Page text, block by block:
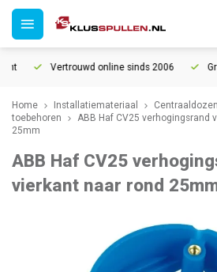
Vertrouwd online sinds 2006
Home Installatiemateriaal Centraaldozen
toebehoren
ABB Haf CV25 verhogingsrand
25mm
ABB Haf CV25
vierkant naar rond